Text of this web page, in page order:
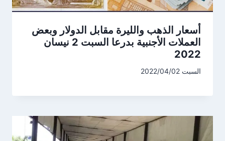
أسعار الذهب والليرة مقابل الدولار وبعض
العملات الأجنبية بدرعا السبت 2 نيسان
2022
السبت 2022/04/02